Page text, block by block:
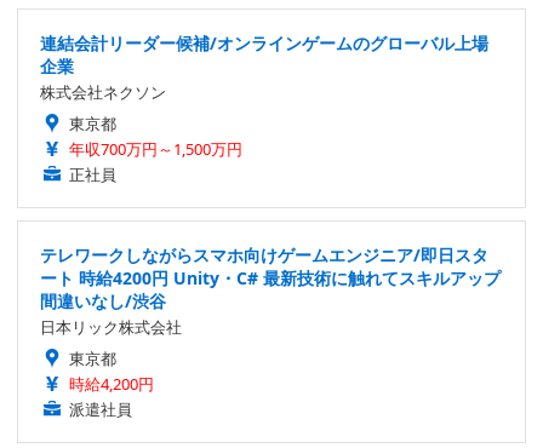
連結会計リーダー候補/オンラインゲームのグローバル上場
企業
株式会社ネクソン
東京都
年収700万円～1,500万円
正社員
テレワークしながらスマホ向けゲームエンジニア/即日スタ
ート 時給4200円 Unity・C# 最新技術に触れてスキルアップ
間違いなし/渋谷
日本リック株式会社
東京都
時給4,200円
派遣社員